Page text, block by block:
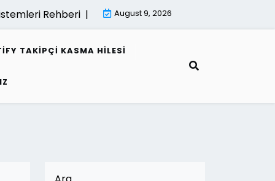
Rehberi |Mimari Gorsellestirme İle Kamu
August 9, 2026
TAKIPÇI KASMA HILESI